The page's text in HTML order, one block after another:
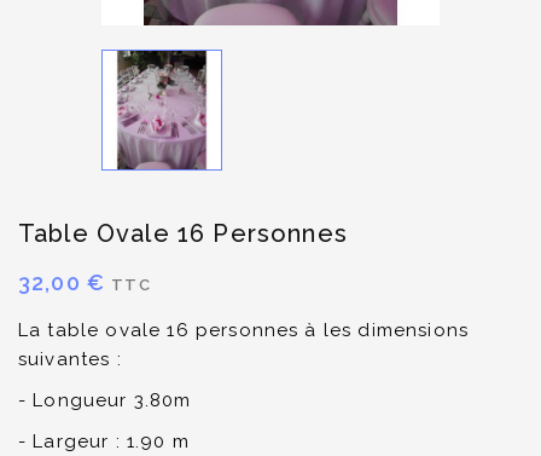
Table Ovale 16 Personnes
32,00 € TTC
La table ovale 16 personnes à les dimensions
suivantes :
- Longueur 3.80m
- Largeur : 1.90 m